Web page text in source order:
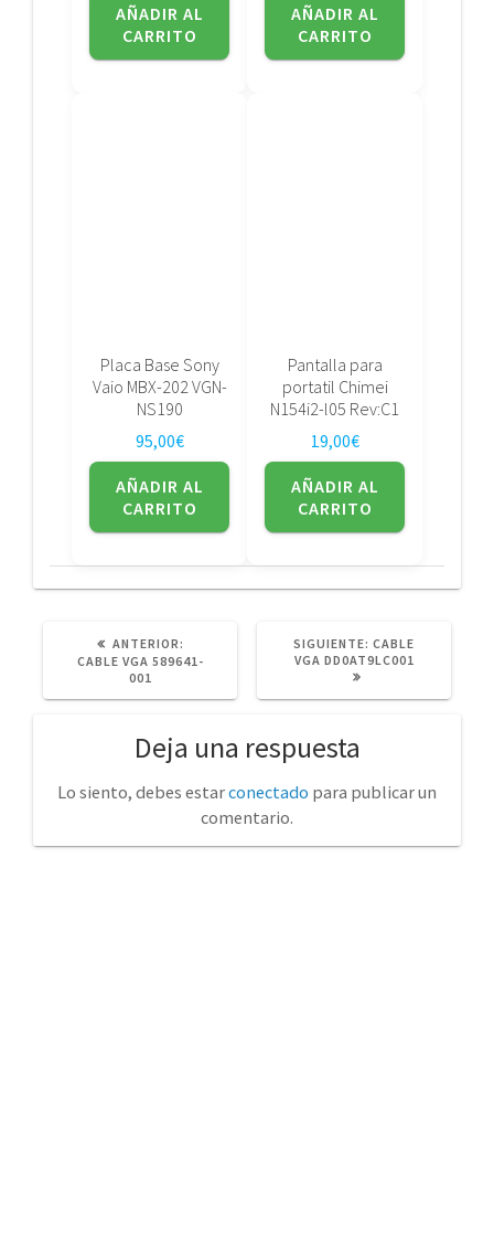
AÑADIR AL
CARRITO
AÑADIR AL
CARRITO
Placa Base Sony
Vaio MBX-202 VGN-
NS190
95,00€
AÑADIR AL
CARRITO
Pantalla para
portatil Chimei
N154i2-l05 Rev:C1
19,00€
AÑADIR AL
CARRITO
ANTERIOR:
ANTERIOR:
CABLE VGA 589641-
001
SIGUIENTE: SIGUIENTE
POST:
CABLE
VGA DD0AT9LC001
Deja una respuesta
Lo siento, debes estarconectado para publicar un
comentario.